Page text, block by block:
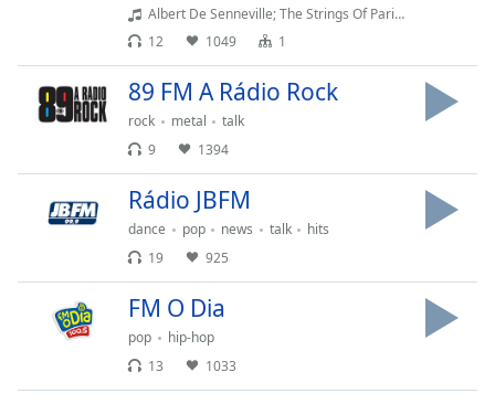
Color
Opacity
Background
Albert De Senneville; The Strings Of Paris - Night Lights
12
1049 1
89 FM A Rádio Rock
rock metal
talk
9
1394
Rádio JBFM
dance pop news talk
hits
19
925
FM O Dia
pop
hip-hop
13
1033